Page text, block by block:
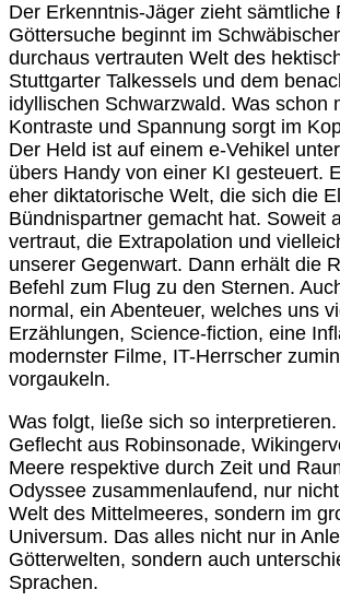
Der Erkenntnis-Jäger zieht sämtliche
Göttersuche beginnt im
durchaus vertrauten Welt des
Stuttgarter Talkessels und dem
idyllischen Schwarzwald. Was schon
Kontraste und Spannung sorgt im
Der Held ist auf einem e-Vehikel
übers Handy von einer KI gesteuert.
eher diktatorische Welt, die sich die
Bündnispartner gemacht hat. Soweit
vertraut, die Extrapolation und
unserer Gegenwart. Dann erhält die
Befehl zum Flug zu den Sternen.
normal, ein Abenteuer, welches uns
Erzählungen, Science-fiction, eine
modernster Filme, IT-Herrscher
vorgaukeln.
Was folgt, ließe sich so
Geflecht aus Robinsonade,
Meere respektive durch Zeit und
Odyssee zusammenlaufend, nur
Welt des Mittelmeeres, sondern im
Universum. Das alles nicht nur in
Götterwelten, sondern auch
Sprachen.